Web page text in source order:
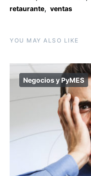
retaurante, ventas
YOU MAY ALSO LIKE
Negocios y PyMES